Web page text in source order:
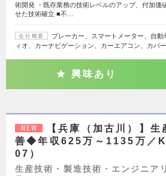
術開発 ・既存業務の技術レベルのアップ、付加価
せた技術確立 ■不…
会社概要
ブレーカー、スマートメーター、自
ィオ、カーナビゲーション、カーエアコン、カバ
興味あり
NEW
【兵庫（加古川）】
善◆年収625万～1135万／
07）
生産技術・製造技術・エンジニア